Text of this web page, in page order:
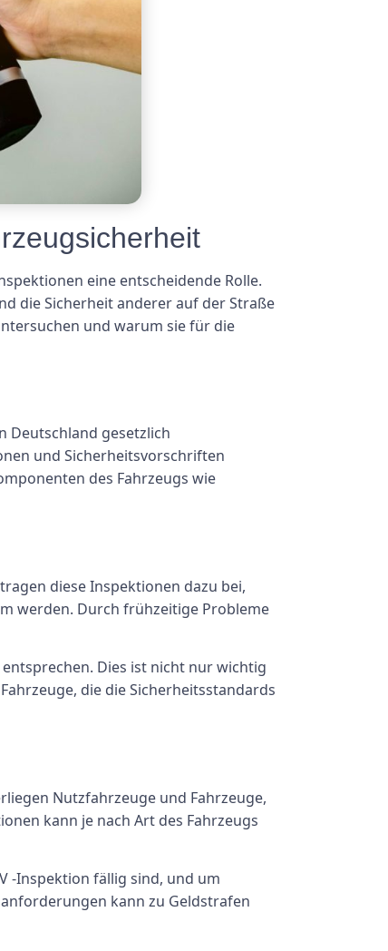
eine entscheidende Rolle.
die Sicherheit anderer auf der Straße
und warum sie für die
Deutschland gesetzlich
und Sicherheitsvorschriften
des Fahrzeugs wie
diese Inspektionen dazu bei,
werden. Durch frühzeitige Probleme
Dies ist nicht nur wichtig
die die Sicherheitsstandards
Nutzfahrzeuge und Fahrzeuge,
kann je nach Art des Fahrzeugs
-Inspektion fällig sind, und um
kann zu Geldstrafen